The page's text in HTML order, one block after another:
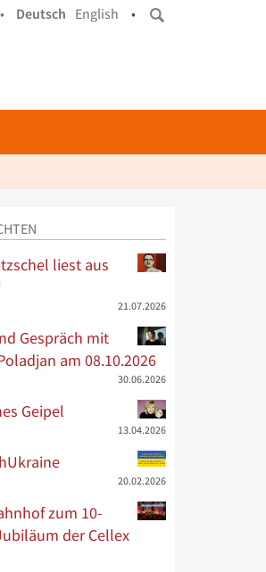
• Deutsch English •
liest aus
21.07.2026
Gespräch mit
am 08.10.2026
30.06.2026
Geipel
13.04.2026
20.02.2026
zum 10-
der Cellex